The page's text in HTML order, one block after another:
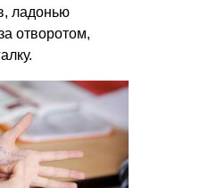
ладонью
отворотом,